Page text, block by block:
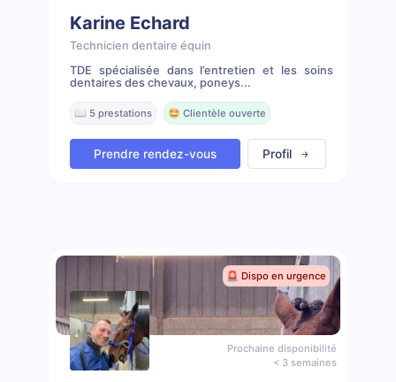
Karine Echard
Technicien dentaire équin
TDE spécialisée dans l’entretien et les soins
dentaires des chevaux, poneys...
📖 5 prestations 🤩 Clientèle ouverte
Prendre rendez-vous Profil
🚨 Dispo en urgence
Prochaine disponibilité
< 3 semaines